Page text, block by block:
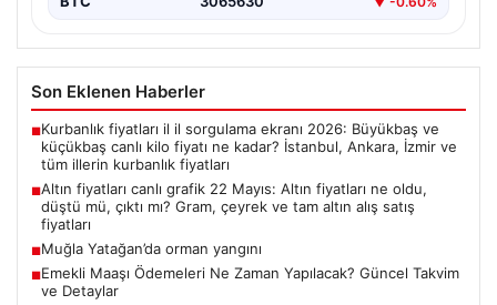
Son Eklenen Haberler
■Kurbanlık fiyatları il il sorgulama ekranı 2026: Büyükbaş ve
küçükbaş canlı kilo fiyatı ne kadar? İstanbul, Ankara, İzmir ve
tüm illerin kurbanlık fiyatları
■Altın fiyatları canlı grafik 22 Mayıs: Altın fiyatları ne oldu,
düştü mü, çıktı mı? Gram, çeyrek ve tam altın alış satış
fiyatları
■Muğla Yatağan’da orman yangını
■Emekli Maaşı Ödemeleri Ne Zaman Yapılacak? Güncel Takvim
ve Detaylar